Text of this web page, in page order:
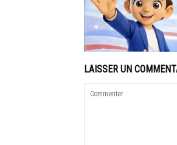
LAISSER UN